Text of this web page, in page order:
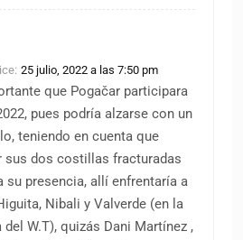
25 julio, 2022 a las 7:50 pm
que Pogačar participara
pues podría alzarse con un
teniendo en cuenta que
sus dos costillas fracturadas
su presencia, allí enfrentaría a
Nibali y Valverde (en la
del W.T), quizás Dani Martínez ,